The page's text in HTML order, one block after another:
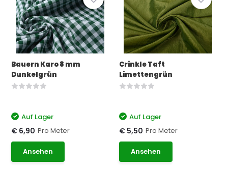
Bauern Karo 8 mm
Dunkelgrün
Auf Lager
€ 6,90 Pro Meter
Ansehen
Crinkle Taft
Limettengrün
Auf Lager
€ 5,50 Pro Meter
Ansehen